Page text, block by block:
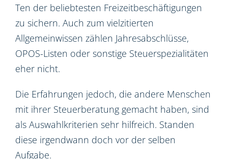
Ten der beliebtesten Freizeitbeschäftigungen
zu sichern. Auch zum vielzitierten
Allgemeinwissen zählen Jahresabschlüsse,
OPOS-Listen oder sonstige Steuerspezialitäten
eher nicht.
Die Erfahrungen jedoch, die andere Menschen
mit ihrer Steuerberatung gemacht haben, sind
als Auswahlkriterien sehr hilfreich. Standen
diese irgendwann doch vor der selben
Aufgabe.